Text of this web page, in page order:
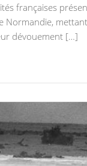
françaises
Normandie,
dévouement […]